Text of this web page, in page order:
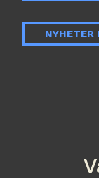
NYHETER